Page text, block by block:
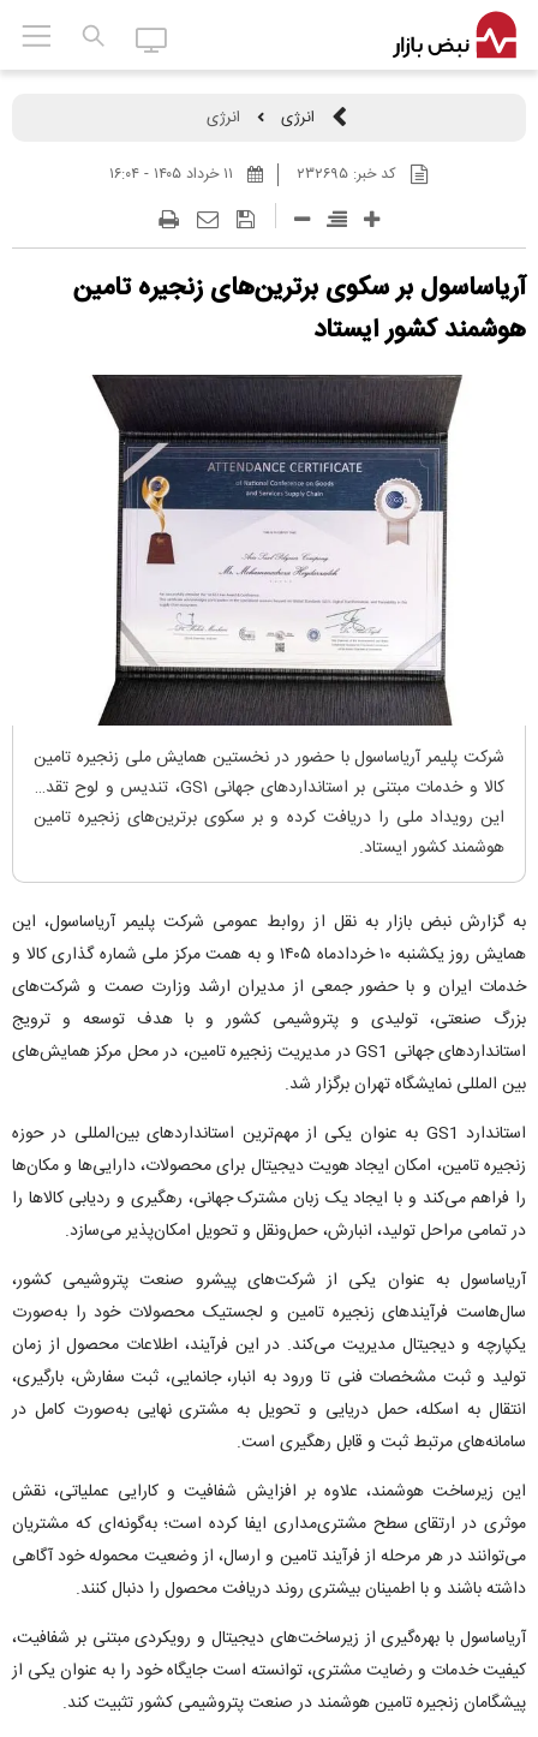
انرژی انرژی
کد خبر:۲۳۲۶۹۵
آریاساسول بر سکوی برترین‌های زنجیره تامین
هوشمند کشور ایستاد
شرکت پلیمر آریاساسول با حضور در نخستین همایش ملی زنجیره تامین
کالا و خدمات مبتنی بر استاندارد‌های جهانی GS۱، تندیس و لوح تقدیر
این رویداد ملی را دریافت کرده و بر سکوی برترین‌های زنجیره تامین
هوشمند کشور ایستاد.
به گزارش نبض بازار به نقل از روابط عمومی شرکت پلیمر آریاساسول، این
همایش روز یکشنبه ۱۰ خردادماه ۱۴۰۵ و به همت مرکز ملی شماره گذاری کالا و
خدمات ایران و با حضور جمعی از مدیران ارشد وزارت صمت و شرکت‌های
بزرگ صنعتی، تولیدی و پتروشیمی کشور و با هدف توسعه و ترویج
استانداردهای جهانی GS1 در مدیریت زنجیره تامین، در محل مرکز همایش‌های
بین المللی نمایشگاه تهران برگزار شد.
استاندارد GS1 به عنوان یکی از مهم‌ترین استانداردهای بین‌المللی در حوزه
زنجیره تامین، امکان ایجاد هویت دیجیتال برای محصولات، دارایی‌ها و مکان‌ها
را فراهم می‌کند و با ایجاد یک زبان مشترک جهانی، رهگیری و ردیابی کالاها را
در تمامی مراحل تولید، انبارش، حمل‌ونقل و تحویل امکان‌پذیر می‌سازد.
آریاساسول به عنوان یکی از شرکت‌های پیشرو صنعت پتروشیمی کشور،
سال‌هاست فرآیندهای زنجیره تامین و لجستیک محصولات خود را به‌صورت
یکپارچه و دیجیتال مدیریت می‌کند. در این فرآیند، اطلاعات محصول از زمان
تولید و ثبت مشخصات فنی تا ورود به انبار، جانمایی، ثبت سفارش، بارگیری،
انتقال به اسکله، حمل دریایی و تحویل به مشتری نهایی به‌صورت کامل در
سامانه‌های مرتبط ثبت و قابل رهگیری است.
این زیرساخت هوشمند، علاوه بر افزایش شفافیت و کارایی عملیاتی، نقش
موثری در ارتقای سطح مشتری‌مداری ایفا کرده است؛ به‌گونه‌ای که مشتریان
می‌توانند در هر مرحله از فرآیند تامین و ارسال، از وضعیت محموله خود آگاهی
داشته باشند و با اطمینان بیشتری روند دریافت محصول را دنبال کنند.
آریاساسول با بهره‌گیری از زیرساخت‌های دیجیتال و رویکردی مبتنی بر شفافیت،
کیفیت خدمات و رضایت مشتری، توانسته است جایگاه خود را به عنوان یکی از
پیشگامان زنجیره تامین هوشمند در صنعت پتروشیمی کشور تثبیت کند.